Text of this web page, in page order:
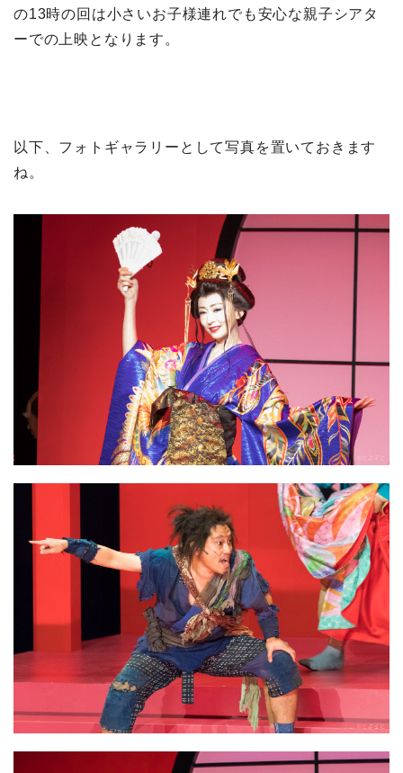
の13時の回は小さいお子様連れでも安心な親子シアタ
ーでの上映となります。
以下、フォトギャラリーとして写真を置いておきます
ね。